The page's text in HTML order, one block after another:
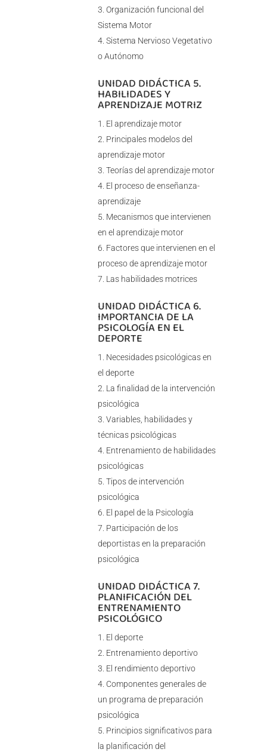
Organización funcional del
Sistema Motor
Sistema Nervioso Vegetativo
o Autónomo
UNIDAD DIDÁCTICA 5.
HABILIDADES Y
APRENDIZAJE MOTRIZ
El aprendizaje motor
Principales modelos del
aprendizaje motor
Teorías del aprendizaje motor
El proceso de enseñanza-
aprendizaje
Mecanismos que intervienen
en el aprendizaje motor
Factores que intervienen en el
proceso de aprendizaje motor
Las habilidades motrices
UNIDAD DIDÁCTICA 6.
IMPORTANCIA DE LA
PSICOLOGÍA EN EL
DEPORTE
Necesidades psicológicas en
el deporte
La finalidad de la intervención
psicológica
Variables, habilidades y
técnicas psicológicas
Entrenamiento de habilidades
psicológicas
Tipos de intervención
psicológica
El papel de la Psicología
Participación de los
deportistas en la preparación
psicológica
UNIDAD DIDÁCTICA 7.
PLANIFICACIÓN DEL
ENTRENAMIENTO
PSICOLÓGICO
El deporte
Entrenamiento deportivo
El rendimiento deportivo
Componentes generales de
un programa de preparación
psicológica
Principios significativos para
la planificación del